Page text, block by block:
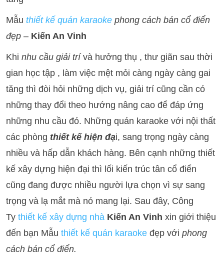
Mẫu thiết kế quán karaoke phong cách bán cổ điển
đẹp – Kiến An Vinh
Khi nhu cầu giải trívà hưởng thụ , thư giãn sau thời
gian học tập , làm việc mệt mỏi càng ngày càng gai
tăng thì đòi hỏi những dịch vụ, giải trí cũng cần có
những thay đổi theo hướng nâng cao để đáp ứng
những nhu cầu đó. Những quán karaoke với nội thất
các phòng thiết kế hiện đại, sang trọng ngày càng
nhiều và hấp dẫn khách hàng. Bên cạnh những thiết
kế xây dựng hiện đại thì lối kiến trúc tân cổ điển
cũng đang được nhiều người lựa chọn vì sự sang
trọng và lạ mắt mà nó mang lại. Sau đây, Công
Ty thiết kế xây dựng nhà Kiến An Vinh xin giới thiệu
đến bạn Mẫu thiết kế quán karaoke đẹp với phong
cách bán cổ điển.